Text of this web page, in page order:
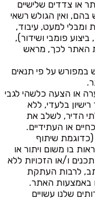
או צדדים שלישיים
ואין הגולש רשאי
ומבלי למעט, עיבוד,
פומבי ושידור),
האתר לכך, מראש
על פי תנאים
או הצעה כלשהי לגבי
בלעדי, ללא
הדיר, לשלב את
או העתידיים.
שיתוף
בו משום ויתור או
ו/או הזכויות ללא
לרבות העתקת
באמצעות האתר.
שלנו עשויים